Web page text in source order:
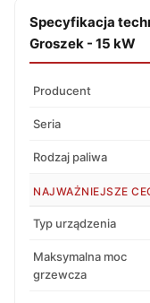
Specyfikacja
Groszek - 15 kW
Producent
Seria
Rodzaj paliwa
NAJWAŻNIEJSZE
Typ urządzenia
Maksymalna moc
grzewcza